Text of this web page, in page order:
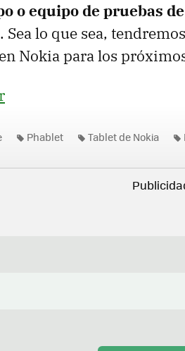
o equipo de pruebas
Sea lo que sea,
Nokia para los
Phablet Tablet de Nokia